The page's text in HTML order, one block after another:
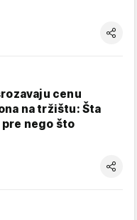
cenu
na tržištu: Šta
nego što